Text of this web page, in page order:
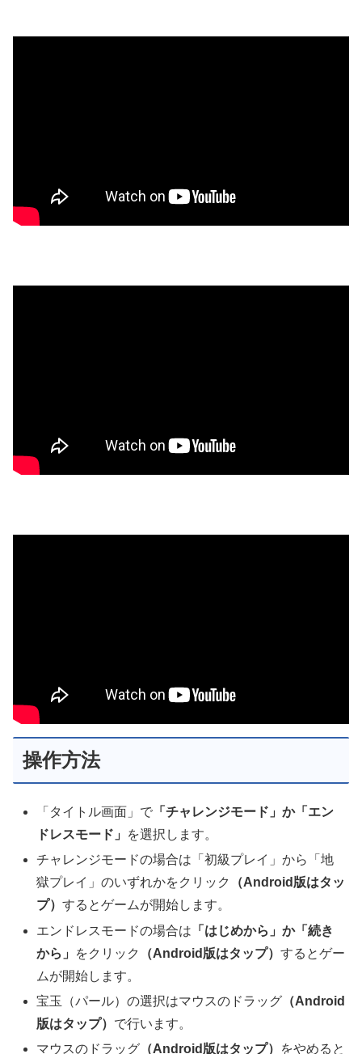
操作方法
「タイトル画面」で 「チャレンジモード」か「エン
ドレスモード」
を選択します。
チャレンジモードの場合は「初級プレイ」から「地
獄プレイ」のいずれかをクリック
（Android版はタッ
プ）するとゲームが開始します。
エンドレスモードの場合は 「はじめから 」か「続き
から」
をクリック （Android版はタップ）するとゲー
ムが開始します。
宝玉（パール）の選択はマウスのドラッグ （Android
版はタップ） で行います。
マウスのドラッグ （Android版はタップ） をやめると